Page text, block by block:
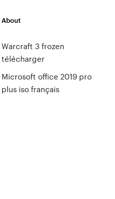
About
Warcraft 3 frozen
télécharger
Microsoft office 2019 pro
plus iso français